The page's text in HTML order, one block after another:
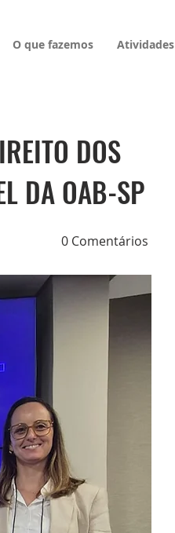
O que fazemos Atividades
DOS
DA OAB-SP
0 Comentários